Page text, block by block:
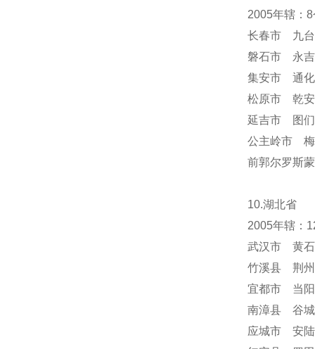
2005年辖：
长春市 九
磐石市 永
集安市 通
松原市 乾
延吉市 图
公主岭市
前郭尔罗斯
10.湖北省
2005年辖：
武汉市 黄
竹溪县 荆
宜都市 当
南漳县 谷
应城市 安